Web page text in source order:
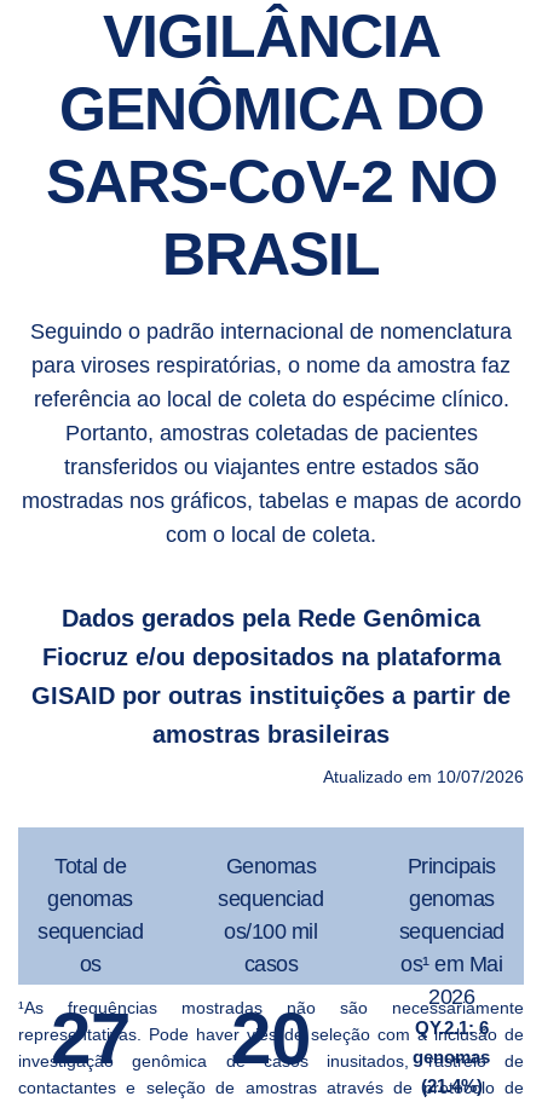
VIGILÂNCIA
GENÔMICA DO
SARS-CoV-2 NO
BRASIL
Seguindo o padrão internacional de nomenclatura
para viroses respiratórias, o nome da amostra faz
referência ao local de coleta do espécime clínico.
Portanto, amostras coletadas de pacientes
transferidos ou viajantes entre estados são
mostradas nos gráficos, tabelas e mapas de acordo
com o local de coleta.
Dados gerados pela Rede Genômica
Fiocruz e/ou depositados na plataforma
GISAID por outras instituições a partir de
amostras brasileiras
Atualizado em 10/07/2026
Total de
genomas
sequenciad
os
27
Genomas
sequenciad
os/100 mil
casos
20
Principais
genomas
sequenciad
os¹ em Mai
2026
QY.2.1: 6
genomas
(21.4%)
¹As frequências mostradas não são necessariamente
representativas. Pode haver viés de seleção com a inclusão de
investigação genômica de casos inusitados, rastreio de
contactantes e seleção de amostras através de protocolo de